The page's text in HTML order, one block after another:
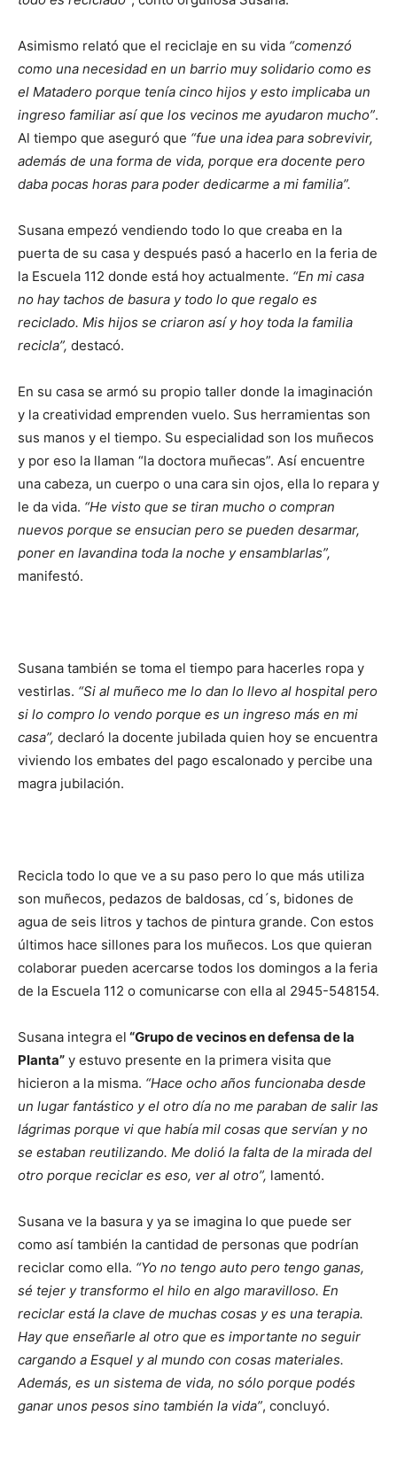
Asimismo relató que el reciclaje en su vida “comenzó
como una necesidad en un barrio muy solidario como es
el Matadero porque tenía cinco hijos y esto implicaba un
ingreso familiar así que los vecinos me ayudaron mucho”.
Al tiempo que aseguró que “fue una idea para sobrevivir,
además de una forma de vida, porque era docente pero
daba pocas horas para poder dedicarme a mi familia”.
Susana empezó vendiendo todo lo que creaba en la
puerta de su casa y después pasó a hacerlo en la feria de
la Escuela 112 donde está hoy actualmente. “En mi casa
no hay tachos de basura y todo lo que regalo es
reciclado. Mis hijos se criaron así y hoy toda la familia
recicla”, destacó.
En su casa se armó su propio taller donde la imaginación
y la creatividad emprenden vuelo. Sus herramientas son
sus manos y el tiempo. Su especialidad son los muñecos
y por eso la llaman “la doctora muñecas”. Así encuentre
una cabeza, un cuerpo o una cara sin ojos, ella lo repara y
le da vida. “He visto que se tiran mucho o compran
nuevos porque se ensucian pero se pueden desarmar,
poner en lavandina toda la noche y ensamblarlas”,
manifestó.
Susana también se toma el tiempo para hacerles ropa y
vestirlas. “Si al muñeco me lo dan lo llevo al hospital pero
si lo compro lo vendo porque es un ingreso más en mi
casa”, declaró la docente jubilada quien hoy se encuentra
viviendo los embates del pago escalonado y percibe una
magra jubilación.
Recicla todo lo que ve a su paso pero lo que más utiliza
son muñecos, pedazos de baldosas, cd´s, bidones de
agua de seis litros y tachos de pintura grande. Con estos
últimos hace sillones para los muñecos. Los que quieran
colaborar pueden acercarse todos los domingos a la feria
de la Escuela 112 o comunicarse con ella al 2945-548154.
Susana integra el “Grupo de vecinos en defensa de la
Planta” y estuvo presente en la primera visita que
hicieron a la misma. “Hace ocho años funcionaba desde
un lugar fantástico y el otro día no me paraban de salir las
lágrimas porque vi que había mil cosas que servían y no
se estaban reutilizando. Me dolió la falta de la mirada del
otro porque reciclar es eso, ver al otro”, lamentó.
Susana ve la basura y ya se imagina lo que puede ser
como así también la cantidad de personas que podrían
reciclar como ella. “Yo no tengo auto pero tengo ganas,
sé tejer y transformo el hilo en algo maravilloso. En
reciclar está la clave de muchas cosas y es una terapia.
Hay que enseñarle al otro que es importante no seguir
cargando a Esquel y al mundo con cosas materiales.
Además, es un sistema de vida, no sólo porque podés
ganar unos pesos sino también la vida”, concluyó.